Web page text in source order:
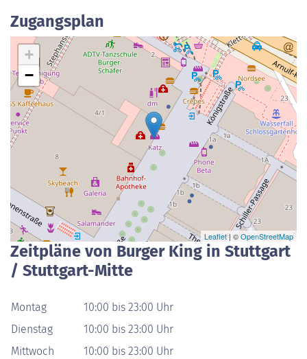
Zugangsplan
+
−
Leaflet| ©OpenStreetMap
Zeitpläne von Burger King in Stuttgart
/ Stuttgart-Mitte
Montag
10:00 bis 23:00 Uhr
Dienstag
10:00 bis 23:00 Uhr
Mittwoch
10:00 bis 23:00 Uhr